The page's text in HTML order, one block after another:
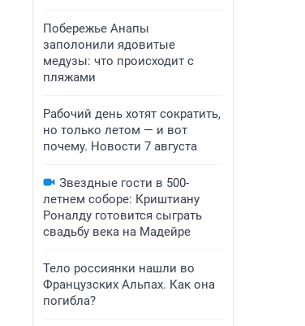
Побережье Анапы
заполонили ядовитые
медузы: что происходит с
пляжами
Рабочий день хотят сократить,
но только летом — и вот
почему. Новости 7 августа
Звездные гости в 500-
летнем соборе: Криштиану
Роналду готовится сыграть
свадьбу века на Мадейре
Тело россиянки нашли во
Французских Альпах. Как она
погибла?